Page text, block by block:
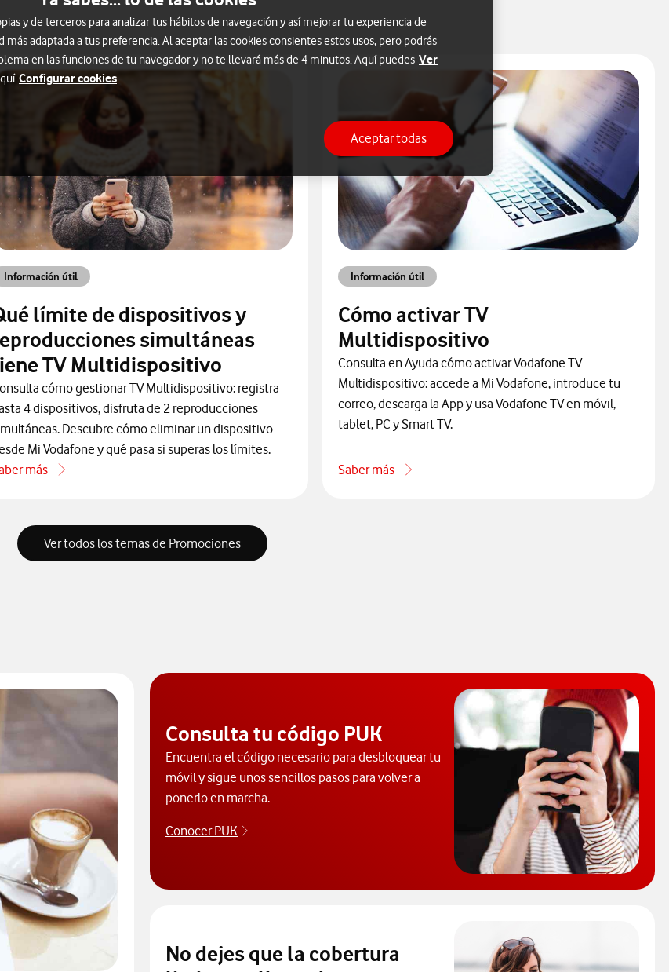
teléfono
Información útil
límite de dispositivos y
simultáneas
TV Multidispositivo
cómo gestionar TV Multidispositivo: registra
4 dispositivos, disfruta de 2 reproducciones
Descubre cómo eliminar un dispositivo
Mi Vodafone y qué pasa si superas los límites.
más
de Qué límite de dispositivos y reproducciones simultáneas tiene TV Multidispositivo
Información útil
Cómo activar TV
Multidispositivo
Consulta en Ayuda cómo activar Vodafone TV
Multidispositivo: accede a Mi Vodafone, introduce tu
correo, descarga la App y usa Vodafone TV en móvil,
tablet, PC y Smart TV.
Saber más
acerca de Cómo activar TV Multidispositivo
Ver todos los temas de Promociones
Consulta tu código PUK
Encuentra el código necesario para desbloquear tu
móvil y sigue unos sencillos pasos para volver a
ponerlo en marcha.
Conocer PUK
Para poder consultar el código PUK y desbloquear el móvil. Abre ventana
No dejes que la cobertura
y de terceros para analizar tus hábitos de navegación y así mejorar tu experiencia de
adaptada a tus preferencia. Al aceptar las cookies consientes estos usos, pero podrás
en las funciones de tu navegador y no te llevará más de 4 minutos. Aquí puedes Ver
Configurar cookies
Aceptar todas